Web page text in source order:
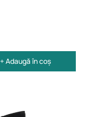
+ Adaugă în coș